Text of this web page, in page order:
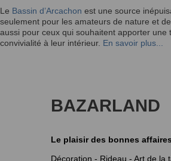
Le Bassin d’Arcachon est une source
seulement pour les amateurs de nature et
aussi pour ceux qui souhaitent apporter une
convivialité à leur intérieur. En savoir plus...
BAZARLAND
Le plaisir des bonnes
Décoration - Rideau - Art de la